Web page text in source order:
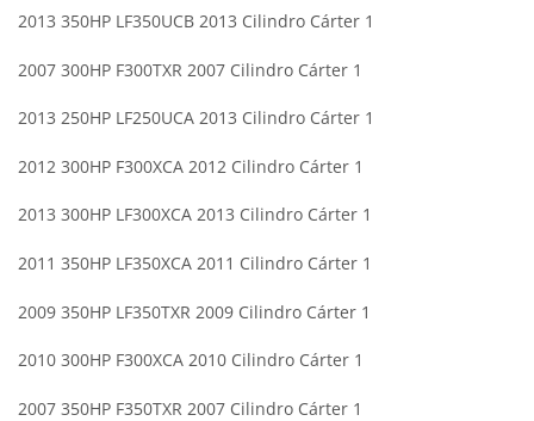
2013 350HP LF350UCB 2013 Cilindro Cárter 1
2007 300HP F300TXR 2007 Cilindro Cárter 1
2013 250HP LF250UCA 2013 Cilindro Cárter 1
2012 300HP F300XCA 2012 Cilindro Cárter 1
2013 300HP LF300XCA 2013 Cilindro Cárter 1
2011 350HP LF350XCA 2011 Cilindro Cárter 1
2009 350HP LF350TXR 2009 Cilindro Cárter 1
2010 300HP F300XCA 2010 Cilindro Cárter 1
2007 350HP F350TXR 2007 Cilindro Cárter 1